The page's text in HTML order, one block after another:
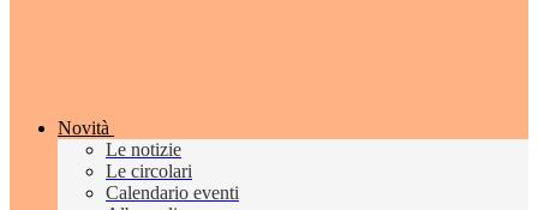
Novità
Le notizie
Le circolari
Calendario eventi